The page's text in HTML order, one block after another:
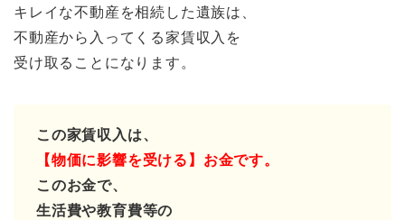
キレイな不動産を相続した遺族は、
不動産から入ってくる家賃収入を
受け取ることになります。
この家賃収入は、
【物価に影響を受ける】お金です。
このお金で、
生活費や教育費等の